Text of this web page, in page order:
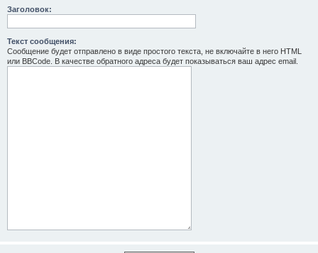
Заголовок:
Текст сообщения:
Сообщение будет отправлено в виде простого текста, не включайте в него HTML
или BBCode. В качестве обратного адреса будет показываться ваш адрес email.